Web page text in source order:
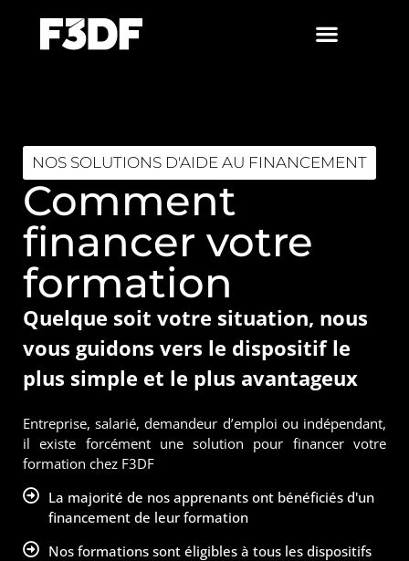
NOS SOLUTIONS D'AIDE AU FINANCEMENT
Comment
financer votre
formation
Quelque soit votre situation, nous
vous guidons vers le dispositif le
plus simple et le plus avantageux
Entreprise, salarié, demandeur d’emploi ou indépendant,
il existe forcément une solution pour financer votre
formation chez F3DF
La majorité de nos apprenants ont bénéficiés d'un
financement de leur formation
Nos formations sont éligibles à tous les dispositifs